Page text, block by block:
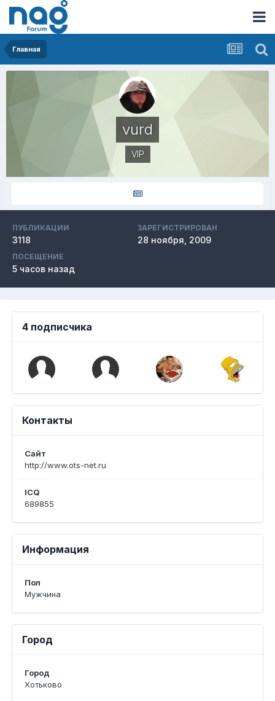
Главная
vurd
VIP
ПУБЛИКАЦИИ
3118
ЗАРЕГИСТРИРОВАН
28 ноября, 2009
ПОСЕЩЕНИЕ
5 часов назад
4 подписчика
Контакты
Сайт
http://www.ots-net.ru
ICQ
689855
Информация
Пол
Мужчина
Город
Город
Хотьково